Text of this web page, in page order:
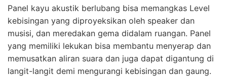
Panel kayu akustik berlubang bisa memangkas Level
kebisingan yang diproyeksikan oleh speaker dan
musisi, dan meredakan gema didalam ruangan. Panel
yang memiliki lekukan bisa membantu menyerap dan
memusatkan aliran suara dan juga dapat digantung di
langit-langit demi mengurangi kebisingan dan gaung.